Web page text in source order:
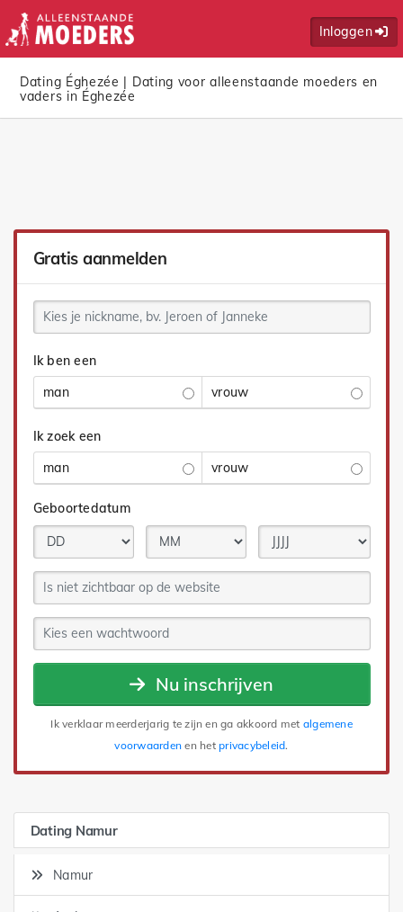
Inloggen
Dating Éghezée | Dating voor alleenstaande moeders en
vaders in Éghezée
Gratis aanmelden
Ik ben een
man
vrouw
Ik zoek een
man
vrouw
Geboortedatum
Nu inschrijven
Ik verklaar meerderjarig te zijn en ga akkoord met algemene
voorwaarden en hetprivacybeleid.
Dating Namur
Namur